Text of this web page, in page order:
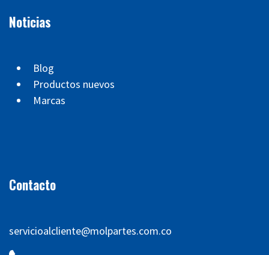
Noticias
Blog
Productos nuevos
Marcas
Contacto
servicioalcliente@molpartes.com.co